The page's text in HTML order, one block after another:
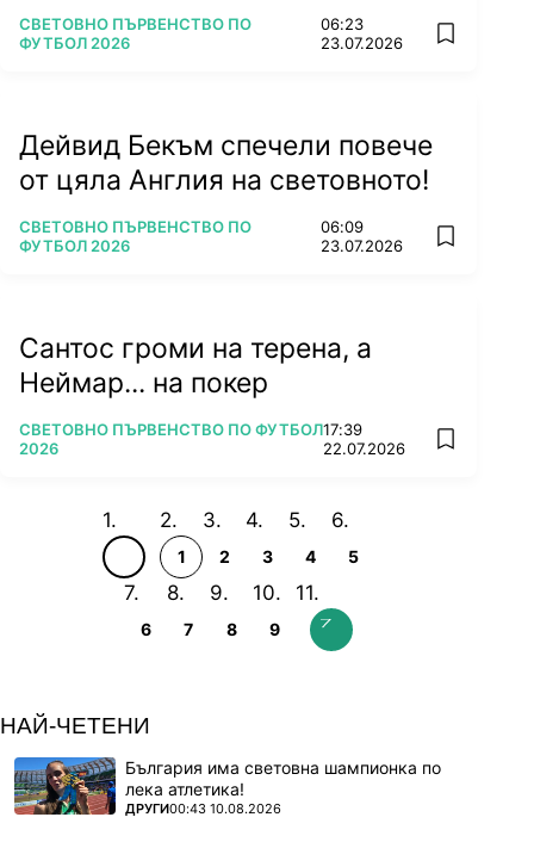
ПОВЕЧЕ ОТ
СВЕТОВНО ПЪРВЕНСТВО ПО
ФУТБОЛ 2026
06:23
23.07.2026
add
Дейвид Бекъм спечели повече
от цяла Англия на световното!
ПОВЕЧЕ ОТ
СВЕТОВНО ПЪРВЕНСТВО ПО
ФУТБОЛ 2026
06:09
23.07.2026
add
Сантос громи на терена, а
Неймар... на покер
ПОВЕЧЕ ОТ
СВЕТОВНО ПЪРВЕНСТВО ПО ФУТБОЛ
2026
17:39
22.07.2026
add
1 2 3 4 5
6 7 8 9
НАЙ-ЧЕТЕНИ
България има световна шампионка по
лека атлетика!
ПОВЕЧЕ ОТ
ДРУГИ00:43 10.08.2026